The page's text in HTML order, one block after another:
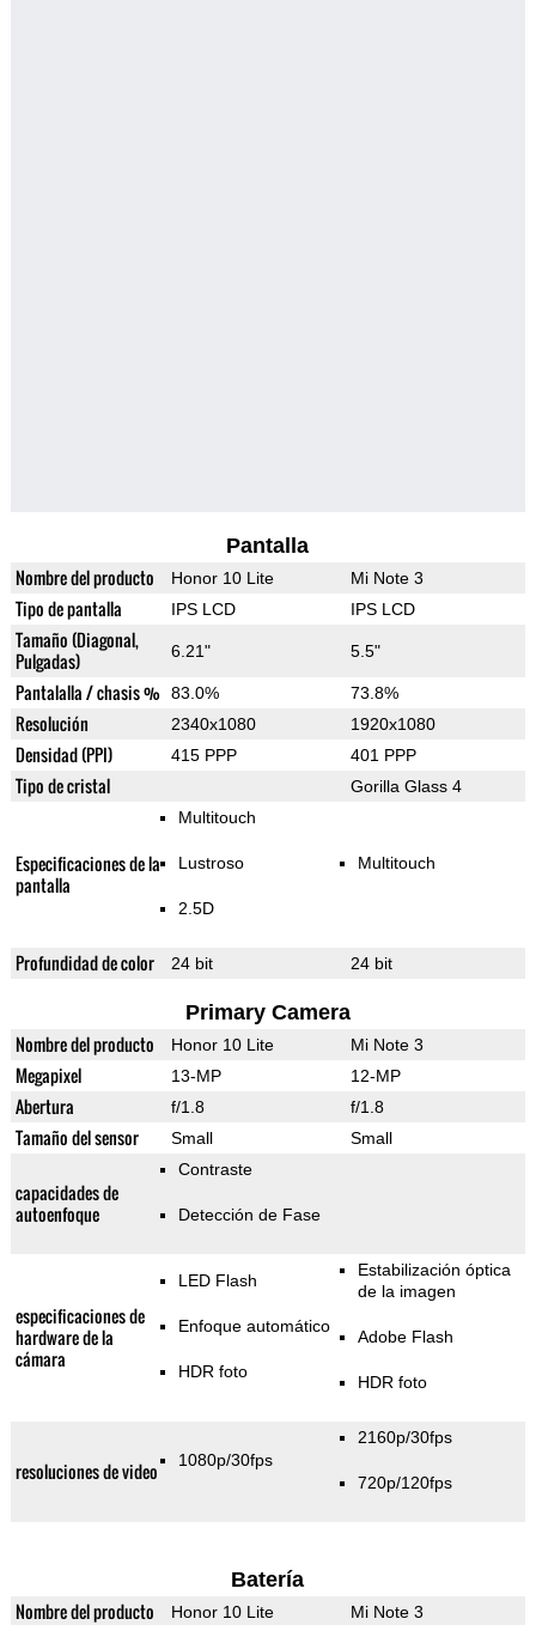
Pantalla
Nombre del producto Honor 10 Lite Mi Note 3
Tipo de pantalla IPS LCD IPS LCD
Tamaño (Diagonal,
Pulgadas)
6.21" 5.5"
Pantalalla / chasis % 83.0% 73.8%
Resolución 2340x1080 1920x1080
Densidad (PPI) 415 PPP 401 PPP
Tipo de cristal Gorilla Glass 4
Especificaciones de la
pantalla
Multitouch
Lustroso
2.5D
Multitouch
Profundidad de color 24 bit 24 bit
Primary Camera
Nombre del producto Honor 10 Lite Mi Note 3
Megapixel 13-MP 12-MP
Abertura f/1.8 f/1.8
Tamaño del sensor Small Small
capacidades de
autoenfoque
Contraste
Detección de Fase
especificaciones de
hardware de la
cámara
LED Flash
Enfoque automático
HDR foto
Estabilización óptica
de la imagen
Adobe Flash
HDR foto
resoluciones de video 1080p/30fps
2160p/30fps
720p/120fps
Batería
Nombre del producto Honor 10 Lite Mi Note 3